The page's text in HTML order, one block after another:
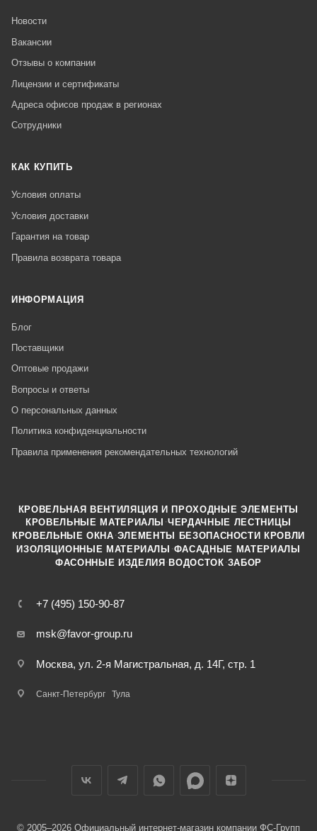
Новости
Вакансии
Отзывы о компании
Лицензии и сертификаты
Адреса офисов продаж в регионах
Сотрудники
КАК КУПИТЬ
Условия оплаты
Условия доставки
Гарантия на товар
Правила возврата товара
ИНФОРМАЦИЯ
Блог
Поставщики
Оптовые продажи
Вопросы и ответы
О персональных данных
Политика конфиденциальности
Правила применения рекомендательных технологий
+7 (495) 150-90-87
msk@favor-group.ru
Москва, ул. 2-я Магистральная, д. 14Г, стр. 1
Санкт-Петербург Тула
КРОВЕЛЬНАЯ ВЕНТИЛЯЦИЯ И ПРОХОДНЫЕ ЭЛЕМЕНТЫ
КРОВЕЛЬНЫЕ МАТЕРИАЛЫ ·ЧЕРДАЧНЫЕ ЛЕСТНИЦЫ
КРОВЕЛЬНЫЕ ОКНА ·ЭЛЕМЕНТЫ БЕЗОПАСНОСТИ КРОВЛИ
ИЗОЛЯЦИОННЫЕ МАТЕРИАЛЫ ·ФАСАДНЫЕ МАТЕРИАЛЫ
ФАСОННЫЕ ИЗДЕЛИЯ ·ВОДОСТОК ·ЗАБОР
© 2005–2026 Официальный интернет-магазин компании ФС-Групп